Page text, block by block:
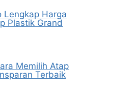
Lengkap Harga
Plastik Grand
Memilih Atap
Terbaik